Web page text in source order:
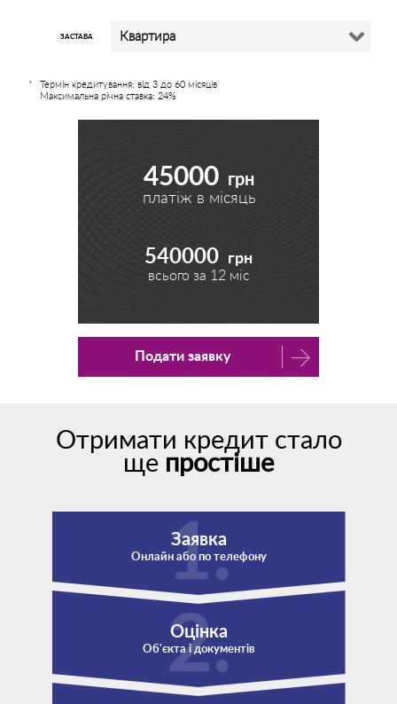
ЗАСТАВА Квартира
Термін кредитування: від 3 до 60 місяців
Максимальна річна ставка: 24%
45000 грн
платіж в місяць
540000 грн
всього за 12 міс
Подати заявку
Отримати кредит стало
ще простіше
Заявка
Онлайн або по телефону
Оцінка
Об'єкта і документів